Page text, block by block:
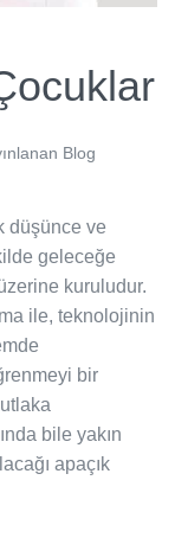
Blog
düşünce ve
geleceğe
kuruludur.
ile, teknolojinin
bir
bile yakın
apaçık